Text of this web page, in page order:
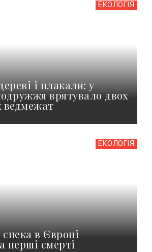
ЕКОЛОГІЯ
і плакали: у
врятувало двох
ведмежат
ЕКОЛОГІЯ
в Європі
перші смерті